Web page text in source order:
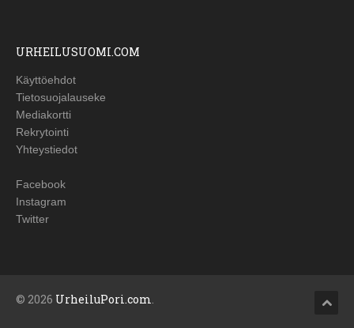
URHEILUSUOMI.COM
Käyttöehdot
Tietosuojalauseke
Mediakortti
Rekrytointi
Yhteystiedot
Facebook
Instagram
Twitter
© 2026 UrheiluPori.com.